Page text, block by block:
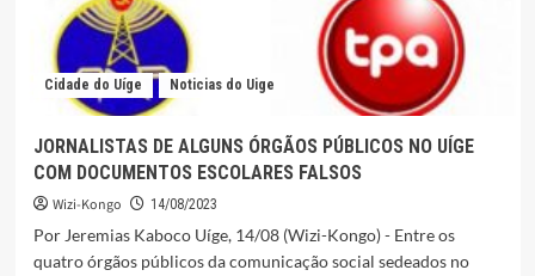
Cidade do Uíge Noticias do Uige
JORNALISTAS DE ALGUNS ÓRGÃOS PÚBLICOS NO UÍGE
COM DOCUMENTOS ESCOLARES FALSOS
Wizi-Kongo 14/08/2023
Por Jeremias Kaboco Uíge, 14/08 (Wizi-Kongo) - Entre os
quatro órgãos públicos da comunicação social sedeados no